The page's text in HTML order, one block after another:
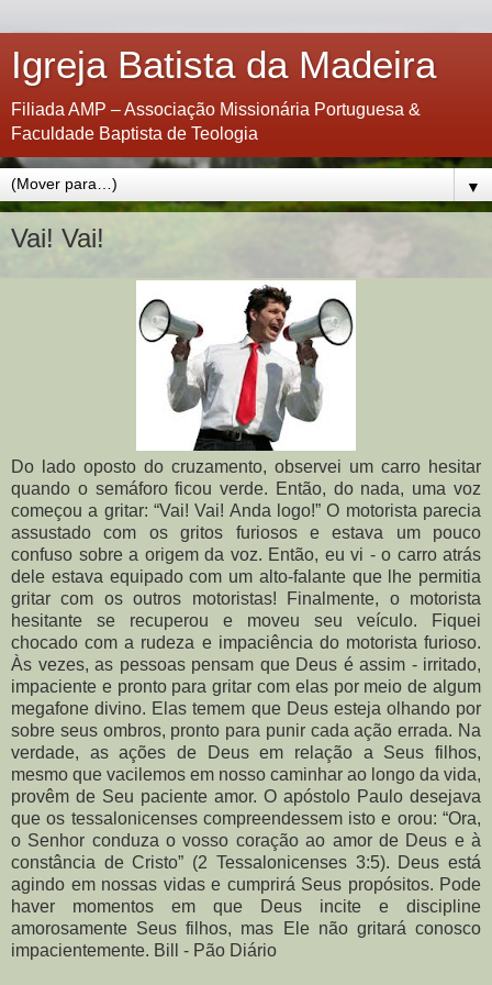
Igreja Batista da Madeira
Filiada AMP – Associação Missionária Portuguesa &
Faculdade Baptista de Teologia
▼
Vai! Vai!
Do lado oposto do cruzamento, observei um carro hesitar
quando o semáforo ficou verde. Então, do nada, uma voz
começou a gritar: “Vai! Vai! Anda logo!” O motorista parecia
assustado com os gritos furiosos e estava um pouco
confuso sobre a origem da voz. Então, eu vi - o carro atrás
dele estava equipado com um alto-falante que lhe permitia
gritar com os outros motoristas! Finalmente, o motorista
hesitante se recuperou e moveu seu veículo. Fiquei
chocado com a rudeza e impaciência do motorista furioso.
Às vezes, as pessoas pensam que Deus é assim - irritado,
impaciente e pronto para gritar com elas por meio de algum
megafone divino. Elas temem que Deus esteja olhando por
sobre seus ombros, pronto para punir cada ação errada. Na
verdade, as ações de Deus em relação a Seus filhos,
mesmo que vacilemos em nosso caminhar ao longo da vida,
provêm de Seu paciente amor. O apóstolo Paulo desejava
que os tessalonicenses compreendessem isto e orou: “Ora,
o Senhor conduza o vosso coração ao amor de Deus e à
constância de Cristo” (2 Tessalonicenses 3:5). Deus está
agindo em nossas vidas e cumprirá Seus propósitos. Pode
haver momentos em que Deus incite e discipline
amorosamente Seus filhos, mas Ele não gritará conosco
impacientemente. Bill - Pão Diário